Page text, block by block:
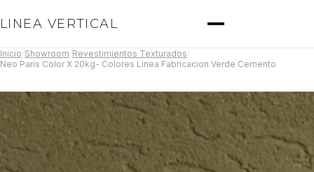
LINEA VERTICAL
Inicio Showroom Revestimientos Texturados
Neo Paris Color X 20kg- Colores Linea Fabricacion Verde Cemento